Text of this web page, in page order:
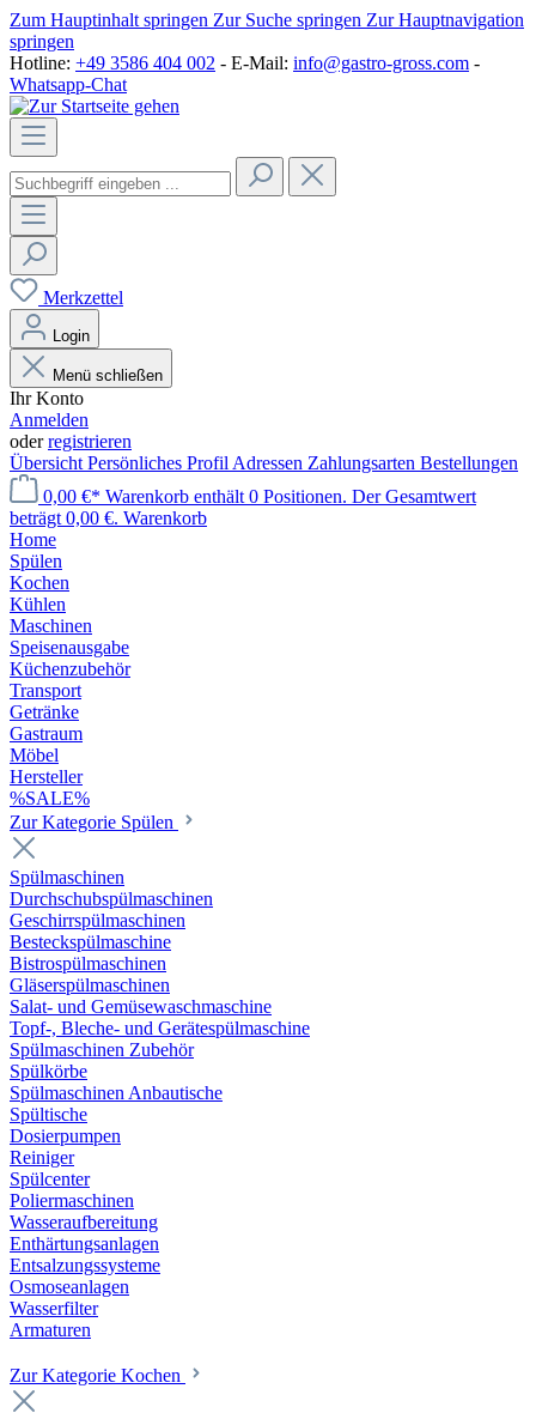
Zum Hauptinhalt springen Zur Suche springen Zur Hauptnavigation
springen
Hotline: +49 3586 404 002 - E-Mail: info@gastro-gross.com -
Whatsapp-Chat
Merkzettel
Login
Menü schließen
Ihr Konto
Anmelden
oderregistrieren
Übersicht Persönliches Profil Adressen Zahlungsarten Bestellungen
0,00 €* Warenkorb enthält 0 Positionen. Der Gesamtwert
beträgt 0,00 €. Warenkorb
Home
Spülen
Kochen
Kühlen
Maschinen
Speisenausgabe
Küchenzubehör
Transport
Getränke
Gastraum
Möbel
Hersteller
%SALE%
Zur Kategorie Spülen
Spülmaschinen
Durchschubspülmaschinen
Geschirrspülmaschinen
Besteckspülmaschine
Bistrospülmaschinen
Gläserspülmaschinen
Salat- und Gemüsewaschmaschine
Topf-, Bleche- und Gerätespülmaschine
Spülmaschinen Zubehör
Spülkörbe
Spülmaschinen Anbautische
Spültische
Dosierpumpen
Reiniger
Spülcenter
Poliermaschinen
Wasseraufbereitung
Enthärtungsanlagen
Entsalzungssysteme
Osmoseanlagen
Wasserfilter
Armaturen
Zur Kategorie Kochen